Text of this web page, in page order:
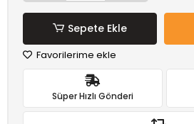
Sepete Ekle
Favorilerime ekle
Süper Hızlı Gönderi